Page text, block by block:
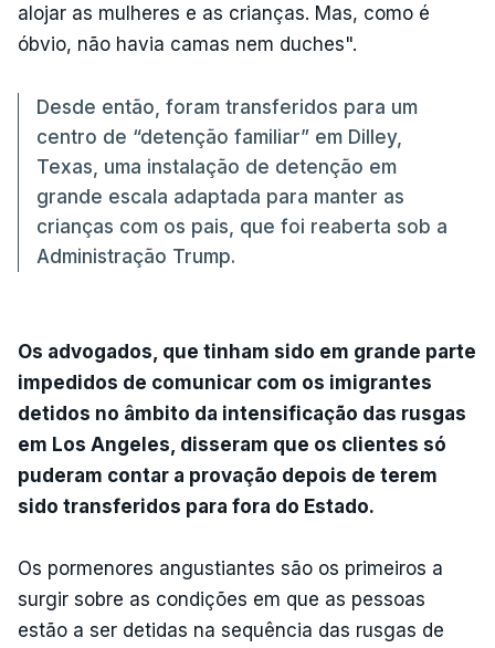
alojar as mulheres e as crianças. Mas, como é
óbvio, não havia camas nem duches".
Desde então, foram transferidos para um
centro de “detenção familiar” em Dilley,
Texas, uma instalação de detenção em
grande escala adaptada para manter as
crianças com os pais, que foi reaberta sob a
Administração Trump.
Os advogados, que tinham sido em grande parte
impedidos de comunicar com os imigrantes
detidos no âmbito da intensificação das rusgas
em Los Angeles, disseram que os clientes só
puderam contar a provação depois de terem
sido transferidos para fora do Estado.
Os pormenores angustiantes são os primeiros a
surgir sobre as condições em que as pessoas
estão a ser detidas na sequência das rusgas de